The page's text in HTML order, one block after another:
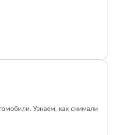
Узнаем, как снимали